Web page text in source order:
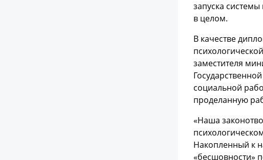
запуска
в целом.
В качестве
заместителя
социальной
проделанную
«Наша
Накопленный к
«бесшовности»